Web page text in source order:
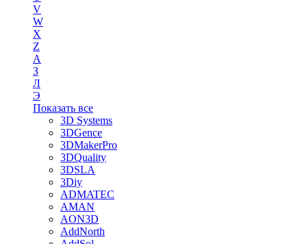
V
W
X
Z
А
З
Л
Э
Показать все
3D Systems
3DGence
3DMakerPro
3DQuality
3DSLA
3Diy
ADMATEC
AMAN
AON3D
AddNorth